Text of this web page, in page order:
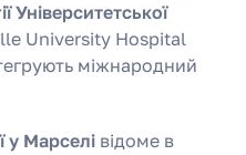
Університетської
University Hospital
міжнародний
у Марселі відоме в